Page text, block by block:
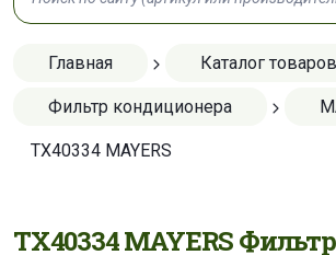
Главная Каталог товаров
Фильтр кондиционера
TX40334 MAYERS
TX40334 MAYERS Фильтр